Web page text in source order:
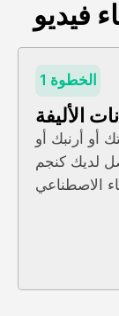
الخطوة 1
الأليفة
أو أرنبك أو
لديك كنجم